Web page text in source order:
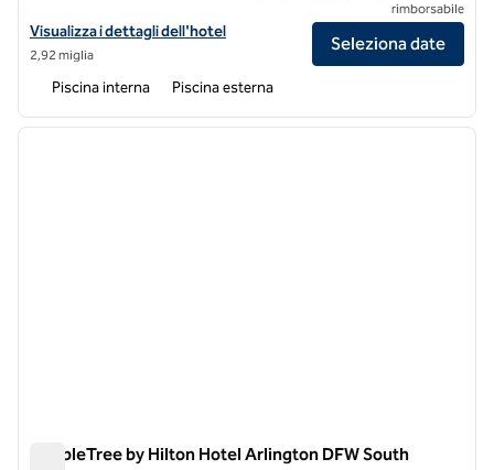
Visualizza i dettagli dell'hotel Hilton Arlington
Visualizza i dettagli dell'hotel
2,92 miglia
rimborsabile
Seleziona date
Piscina interna Piscina esterna
1 di 12
DoubleTree by Hilton Hotel Arlington DFW South